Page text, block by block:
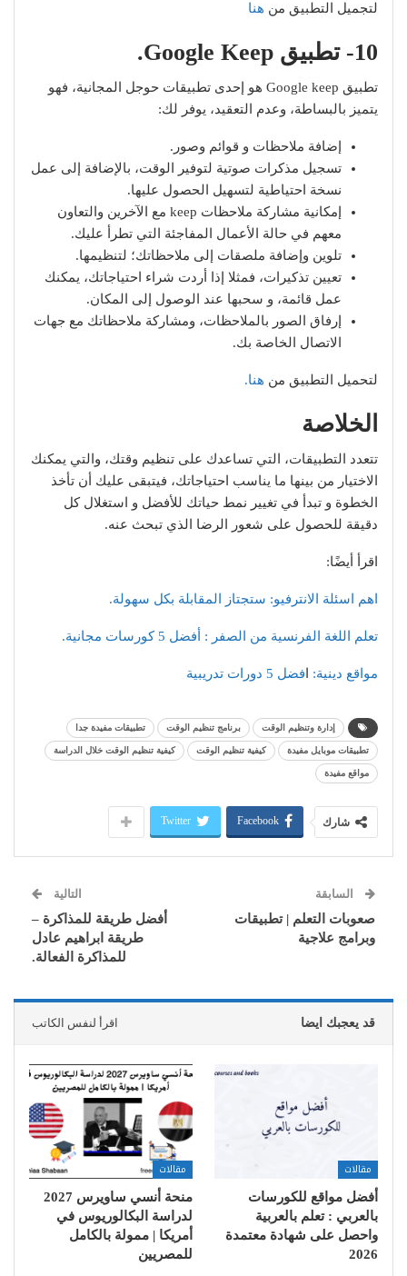
لتجميل التطبيق من هنا
10- تطبيق Google Keep.
تطبيق Google keep هو إحدى تطبيقات حوجل المجانية، فهو
يتميز بالبساطة، وعدم التعقيد، يوفر لك:
إضافة ملاحظات و قوائم وصور.
تسجيل مذكرات صوتية لتوفير الوقت، بالإضافة إلى عمل
نسخة احتياطية لتسهيل الحصول عليها.
إمكانية مشاركة ملاحظات keep مع الآخرين والتعاون
معهم في حالة الأعمال المفاجئة التي تطرأ عليك.
تلوين وإضافة ملصقات إلى ملاحظاتك؛ لتنظيمها.
تعيين تذكيرات، فمثلا إذا أردت شراء احتياجاتك، يمكنك
عمل قائمة، و سحبها عند الوصول إلى المكان.
إرفاق الصور بالملاحظات، ومشاركة ملاحظاتك مع جهات
الاتصال الخاصة بك.
لتحميل التطبيق من هنا.
الخلاصة
تتعدد التطبيقات، التي تساعدك على تنظيم وقتك، والتي يمكنك
الاختيار من بينها ما يناسب احتياجاتك، فيتبقى عليك أن تأخذ
الخطوة و تبدأ في تغيير نمط حياتك للأفضل و استغلال كل
دقيقة للحصول على شعور الرضا الذي تبحث عنه.
اقرأ أيضًا:
اهم اسئلة الانترفيو: ستجتاز المقابلة بكل سهولة.
تعلم اللغة الفرنسية من الصفر : أفضل 5 كورسات مجانية.
مواقع دينية: فضل 5 دورات تدريبية
إدارة وتنظيم الوقت برنامج تنظيم الوقت تطبيقات مفيدة جدا
تطبيقات موبايل مفيدة كيفية تنظيم الوقت كيفية تنظيم الوقت خلال الدراسة
مواقع مفيدة
شارك Facebook
Twitter
السابقة
صعوبات التعلم | تطبيقات
وبرامج علاجية
التالية
أفضل طريقة للمذاكرة –
طريقة ابراهيم عادل
للمذاكرة الفعالة.
قد يعجبك ايضا اقرأ لنفس الكاتب
مقالات
أفضل مواقع للكورسات
بالعربي : تعلم بالعربية
واحصل على شهادة معتمدة
2026
مقالات
منحة أنسي ساويرس 2027
لدراسة البكالوريوس في
أمريكا | ممولة بالكامل
للمصريين